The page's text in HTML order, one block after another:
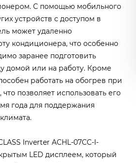
С помощью мобильного
устройств с доступом в
может удаленно
кондиционера, что особенно
заранее подготовить
домой или на работу. Кроме
работать на обогрев при
что позволяет использовать его
года для поддержания
Inverter ACHL-07CC-I-
LED дисплеем, который